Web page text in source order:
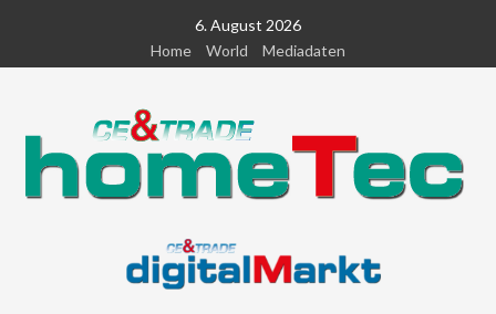
content
6. August 2026
Home
World Mediadaten